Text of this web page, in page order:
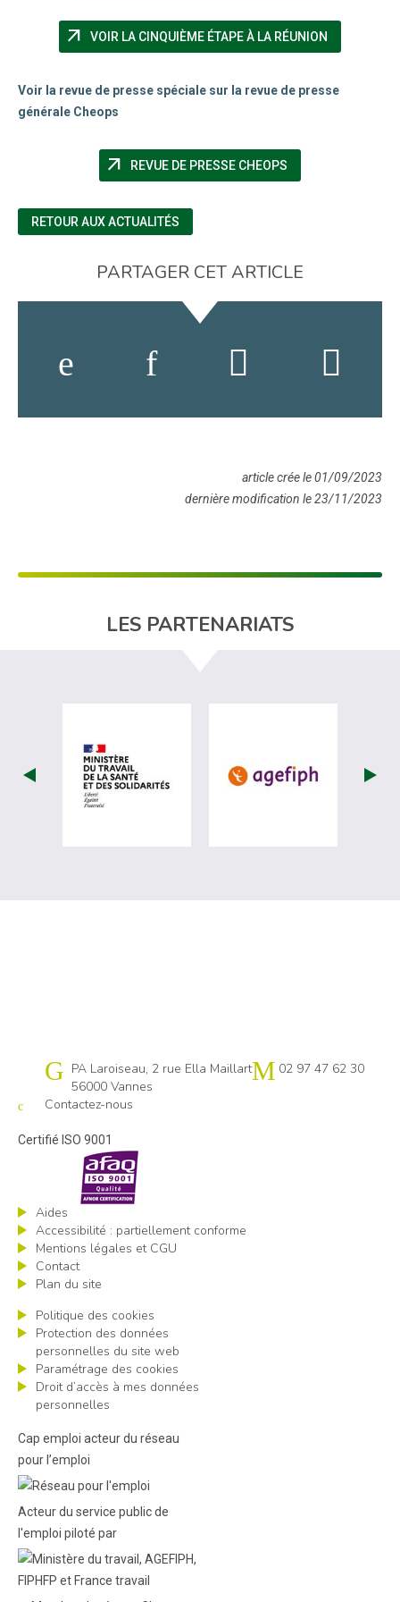
arrow_outward VOIR LA CINQUIÈME ÉTAPE À LA RÉUNION(NOUVELLE
Voir la revue de presse spéciale sur la revue de presse
générale Cheops
arrow_outward REVUE DE PRESSE CHEOPS(NOUVELLE
RETOUR AUX ACTUALITÉS
PARTAGER CET ARTICLE
article crée le 01/09/2023
dernière modification le 23/11/2023
LES PARTENARIATS
visiter les site de Ministère du travail
visiter les
Cap emploi 56
PA Laroiseau, 2 rue Ella Maillart
56000 Vannes
02 97 47 62 30
Contactez-nous
Certifié ISO 9001
Aides
Accessibilité : partiellement conforme
Mentions légales et CGU
Contact
Plan du site
Politique des cookies
Protection des données
personnelles du site web
Paramétrage des cookies
Droit d’accès à mes données
personnelles
Cap emploi acteur du réseau
pour l’emploi
Acteur du service public de
l'emploi piloté par